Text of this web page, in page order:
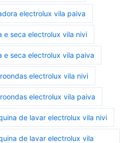
electrolux vila paiva
e seca electrolux vila nivi
e seca electrolux vila paiva
electrolux vila nivi
electrolux vila paiva
de lavar electrolux vila nivi
de lavar electrolux vila